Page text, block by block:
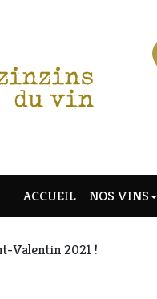
ACCUEIL NOS VINS
Valentin 2021 !